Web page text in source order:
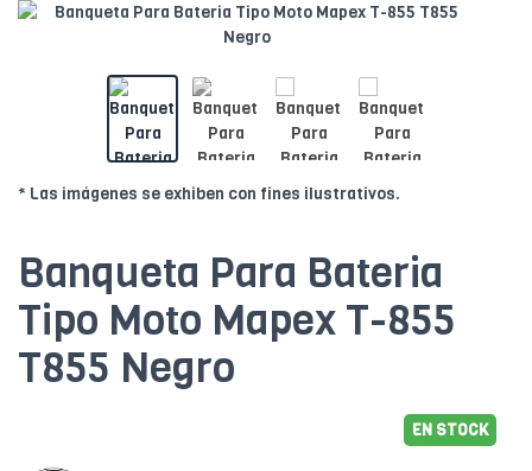
* Las imágenes se exhiben con fines ilustrativos.
Banqueta Para Bateria
Tipo Moto Mapex T-855
T855 Negro
EN STOCK